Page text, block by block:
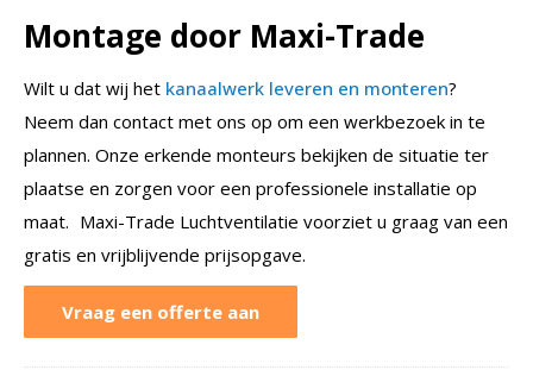
Montage door Maxi-Trade
Wilt u dat wij het kanaalwerk leveren en monteren?
Neem dan contact met ons op om een werkbezoek in te
plannen. Onze erkende monteurs bekijken de situatie ter
plaatse en zorgen voor een professionele installatie op
maat. Maxi-Trade Luchtventilatie voorziet u graag van een
gratis en vrijblijvende prijsopgave.
Vraag een offerte aan